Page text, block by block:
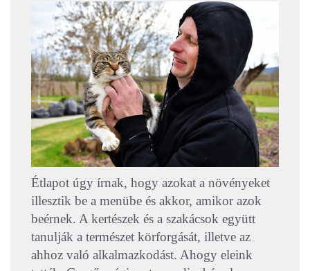
Étlapot úgy írnak, hogy azokat a növényeket
illesztik be a menübe és akkor, amikor azok
beérnek. A kertészek és a szakácsok együtt
tanulják a természet körforgását, illetve az
ahhoz való alkalmazkodást. Ahogy eleink